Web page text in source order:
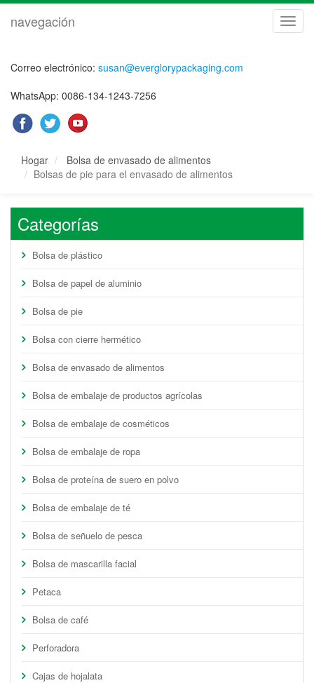
navegación
Correo electrónico: susan@everglorypackaging.com
WhatsApp: 0086-134-1243-7256
Hogar
Bolsa de envasado de alimentos
Bolsas de pie para el envasado de alimentos
Categorías
Bolsa de plástico
Bolsa de papel de aluminio
Bolsa de pie
Bolsa con cierre hermético
Bolsa de envasado de alimentos
Bolsa de embalaje de productos agrícolas
Bolsa de embalaje de cosméticos
Bolsa de embalaje de ropa
Bolsa de proteína de suero en polvo
Bolsa de embalaje de té
Bolsa de señuelo de pesca
Bolsa de mascarilla facial
Petaca
Bolsa de café
Perforadora
Cajas de hojalata